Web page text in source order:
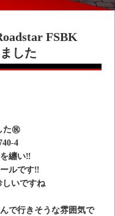
FSBK
した
た㊗️
4
纏い‼️
ルです‼️
しいですね
で行きそうな雰囲気で